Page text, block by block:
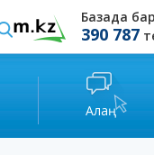
Базада
390 787
Алаң